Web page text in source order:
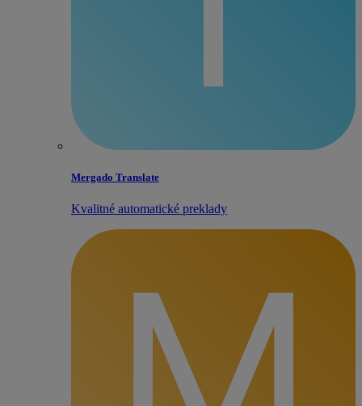
Mergado Translate
Kvalitné automatické preklady